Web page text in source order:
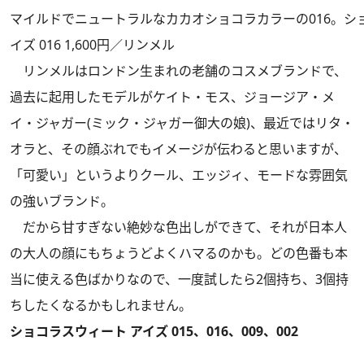
マイルドでニュートラルなカカオショコラカラーの016。シ
イズ 016 1,600円／リンメル
リンメルはロンドン生まれの老舗のコスメブランドで、
過去に起用したモデルがケイト・モス、ジョージア・メ
イ・ジャガー(ミック・ジャガー御大の娘)、最近ではリタ・
オラと、その顔ぶれでもイメージが伝わると思いますが、
「可愛い」というよりクール、エッジィ、モードな雰囲気
の強いブランド。
だから甘すぎない絶妙な色出しができて、それが日本人
の大人の顔にもちょうどよくハマるのかも。どの色番も本
当に使える色ばかりなので、一度試したら2個持ち、3個持
ちしたくなるかもしれません。
ショコラスウィート アイズ 015、016、009、002